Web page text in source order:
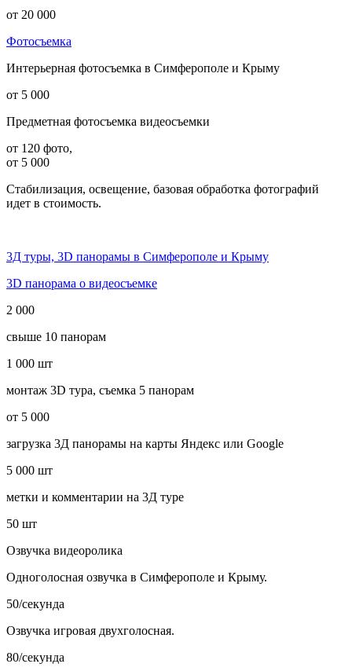
от 20 000
Фотосъемка
Интерьерная фотосъемка в Симферополе и Крыму
от 5 000
Предметная фотосъемка видеосъемки
от 120 фото,
от 5 000
Стабилизация, освещение, базовая обработка фотографий
идет в стоимость.
3Д туры, 3D панорамы в Симферополе и Крыму
3D панорама о видеосъемке
2 000
свыше 10 панорам
1 000 шт
монтаж 3D тура, съемка 5 панорам
от 5 000
загрузка 3Д панорамы на карты Яндекс или Google
5 000 шт
метки и комментарии на 3Д туре
50 шт
Озвучка видеоролика
Одноголосная озвучка в Симферополе и Крыму.
50/секунда
Озвучка игровая двухголосная.
80/секунда